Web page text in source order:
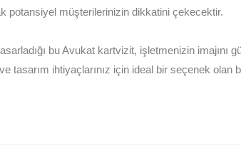
potansiyel müşterilerinizin dikkatini çekecektir.
bu Avukat kartvizit, işletmenizin
ihtiyaçlarınız için ideal bir seçenek olan